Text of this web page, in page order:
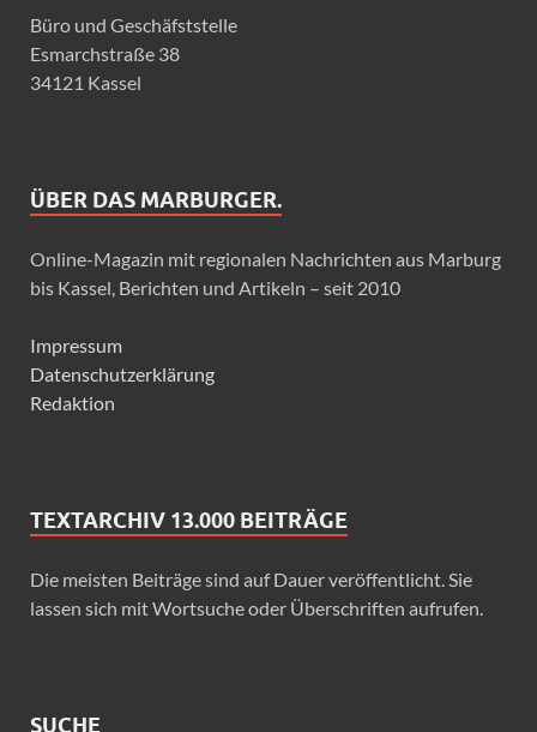
Büro und Geschäfststelle
Esmarchstraße 38
34121 Kassel
ÜBER DAS MARBURGER.
Online-Magazin mit regionalen Nachrichten aus Marburg
bis Kassel, Berichten und Artikeln – seit 2010
Impressum
Datenschutzerklärung
Redaktion
TEXTARCHIV 13.000 BEITRÄGE
Die meisten Beiträge sind auf Dauer veröffentlicht. Sie
lassen sich mit Wortsuche oder Überschriften aufrufen.
SUCHE